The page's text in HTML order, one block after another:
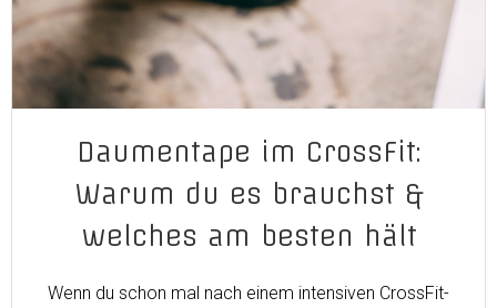
Daumentape im CrossFit:
Warum du es brauchst &
welches am besten hält
Wenn du schon mal nach einem intensiven CrossFit-